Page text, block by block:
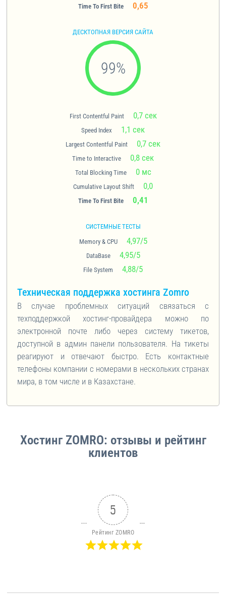
Time To First Bite 0,65
ДЕСКТОПНАЯ ВЕРСИЯ САЙТА
99%
First Contentful Paint 0,7 сек
Speed Index 1,1 сек
Largest Contentful Paint 0,7 сек
Time to Interactive 0,8 сек
Total Blocking Time 0 мс
Cumulative Layout Shift 0,0
Time To First Bite 0,41
СИСТЕМНЫЕ ТЕСТЫ
Memory & CPU
4,97/5
DataBase 4,95/5
File System 4,88/5
Техническая поддержка хостинга Zomro
В случае проблемных ситуаций связаться с
техподдержкой хостинг-провайдера можно по
электронной почте либо через систему тикетов,
доступной в админ панели пользователя. На тикеты
реагируют и отвечают быстро. Есть контактные
телефоны компании с номерами в нескольких странах
мира, в том числе и в Казахстане.
Хостинг ZOMRO: отзывы и рейтинг
клиентов
5
Рейтинг ZOMRO